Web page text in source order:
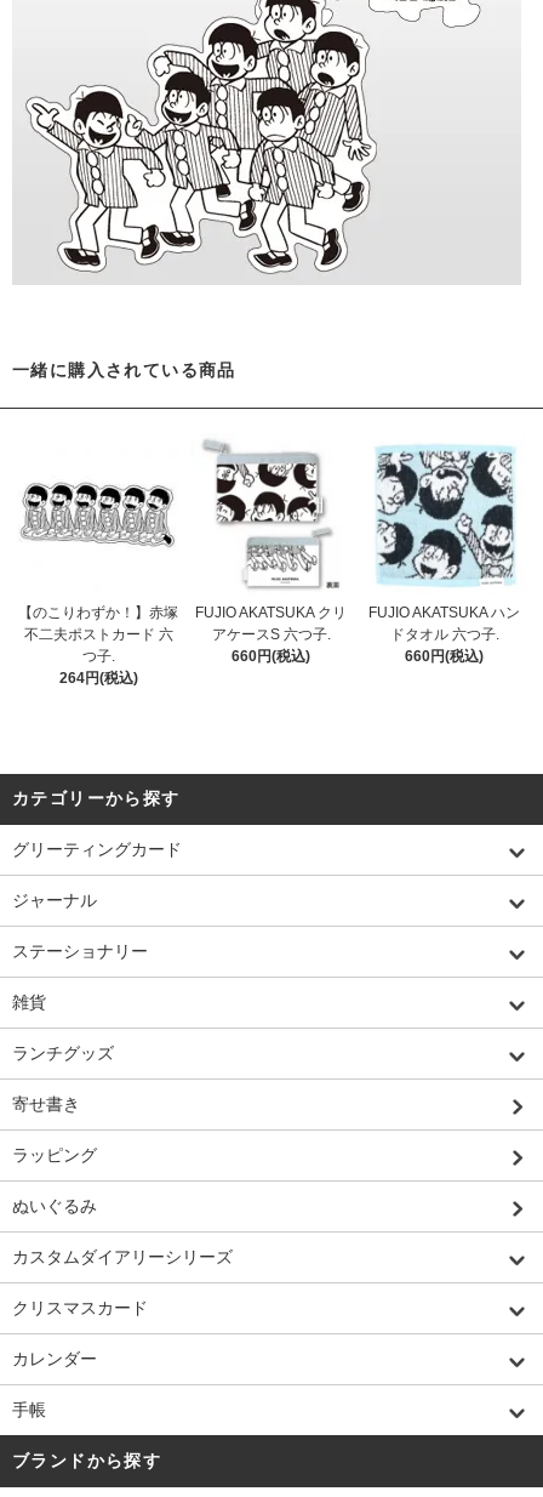
一緒に購入されている商品
【のこりわずか！】赤塚
不二夫ポストカード 六
つ子.
264円(税込)
FUJIO AKATSUKA クリ
アケースS 六つ子.
660円(税込)
FUJIO AKATSUKA ハン
ドタオル 六つ子.
660円(税込)
カテゴリーから探す
グリーティングカード
ジャーナル
ステーショナリー
雑貨
ランチグッズ
寄せ書き
ラッピング
ぬいぐるみ
カスタムダイアリーシリーズ
クリスマスカード
カレンダー
手帳
ブランドから探す